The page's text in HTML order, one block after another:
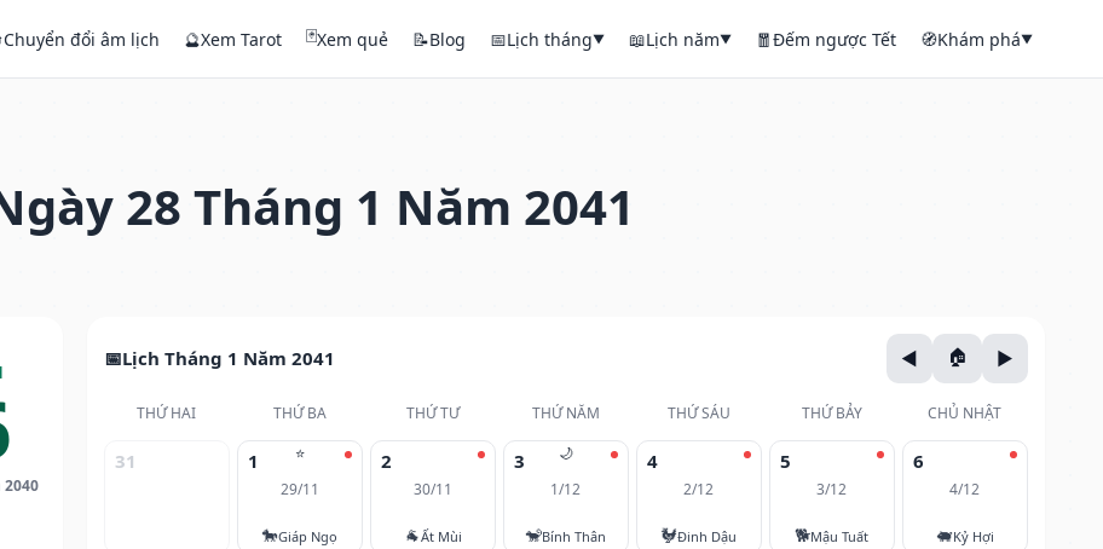
Chuyển đổi âm lịch 🔮Xem Tarot 🃏Xem quẻ 📝Blog 📅Lịch tháng▼ 📖Lịch năm▼ 🧧Đếm ngược Tết 🧭Khám phá▼
28 Tháng 1 Năm 2041
Lịch Tháng 1 Năm 2041
THỨ HAI THỨ BA THỨ TƯ THỨ NĂM THỨ SÁU THỨ BẢY CHỦ NHẬT
31 ⭐
1
29/11
🐎Giáp Ngọ
2
30/11
🐐Ất Mùi
🌙
3
1/12
🐒Bính Thân
4
2/12
🐓Đinh Dậu
5
3/12
🐕Mậu Tuất
6
4/12
🐖Kỷ Hợi